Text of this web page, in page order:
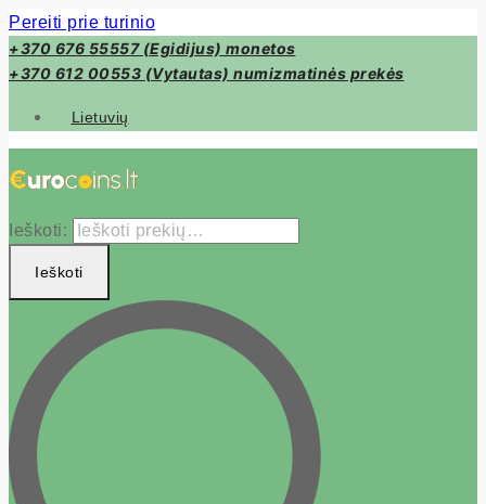
Pereiti prie turinio
+370 676 55557 (Egidijus) monetos
+370 612 00553 (Vytautas) numizmatinės prekės
Lietuvių
Ieškoti:
Ieškoti